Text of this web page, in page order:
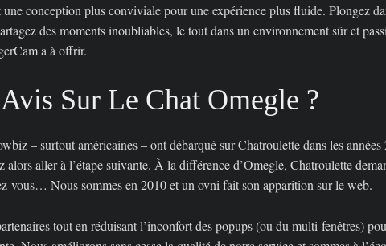
conception plus conviviale pour une expérience plus fluide. Plongez
des moments inoubliables, le tout dans un environnement sûr et
a à offrir.
Sur Le Chat Omegle ?
– surtout américaines – ont débarqué sur Chatroulette dans les
alors aller à l’étape suivante. À la différence d’Omegle, Chatroulette
vous… Nous sommes en 2010 et un ovni fait son apparition sur le web.
tout en réduisant l’inconfort des popups (ou du multi-fenêtres)